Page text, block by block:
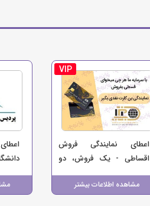
VIP
اعطای نمایندگی فروش
اقساطی - یک فروش، دو
منبع درآمد برای کسب‌وکار
شمامشاهده اطلاعات بیشتر
بدون